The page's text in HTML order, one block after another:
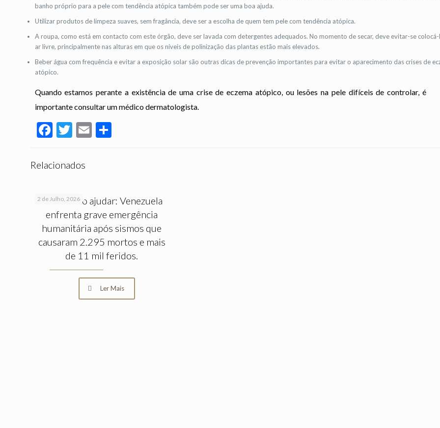
banho próprio para a pele com tendência atópica também pode ser uma boa ajuda.
Utilizar produtos de limpeza suaves, sem fragância, deve ser a escolha de quem tem pele com tendência atópica.
A roupa, como está em contacto com este órgão, deve ser lavada com detergentes adequados. No momento de secar, deve evitar-se colocá-
ar livre, principalmente nas alturas em que os níveis de polinização das plantas estão mais elevados.
Beber água com frequência e evitar a exposição solar são outras dicas de prevenção importantes para evitar o aparecimento das crises de
atópico.
Quando estamos perante a existência de uma crise de eczema atópico, ou lesões na pele difíceis de controlar, é
importante consultar um médico dermatologista.
Facebook
Twitter
EmailPartilhar
Relacionados
2 de Julho, 2026
Saiba como ajudar: Venezuela
enfrenta grave emergência
humanitária após sismos que
causaram 2.295 mortos e mais
de 11 mil feridos.
Ler Mais